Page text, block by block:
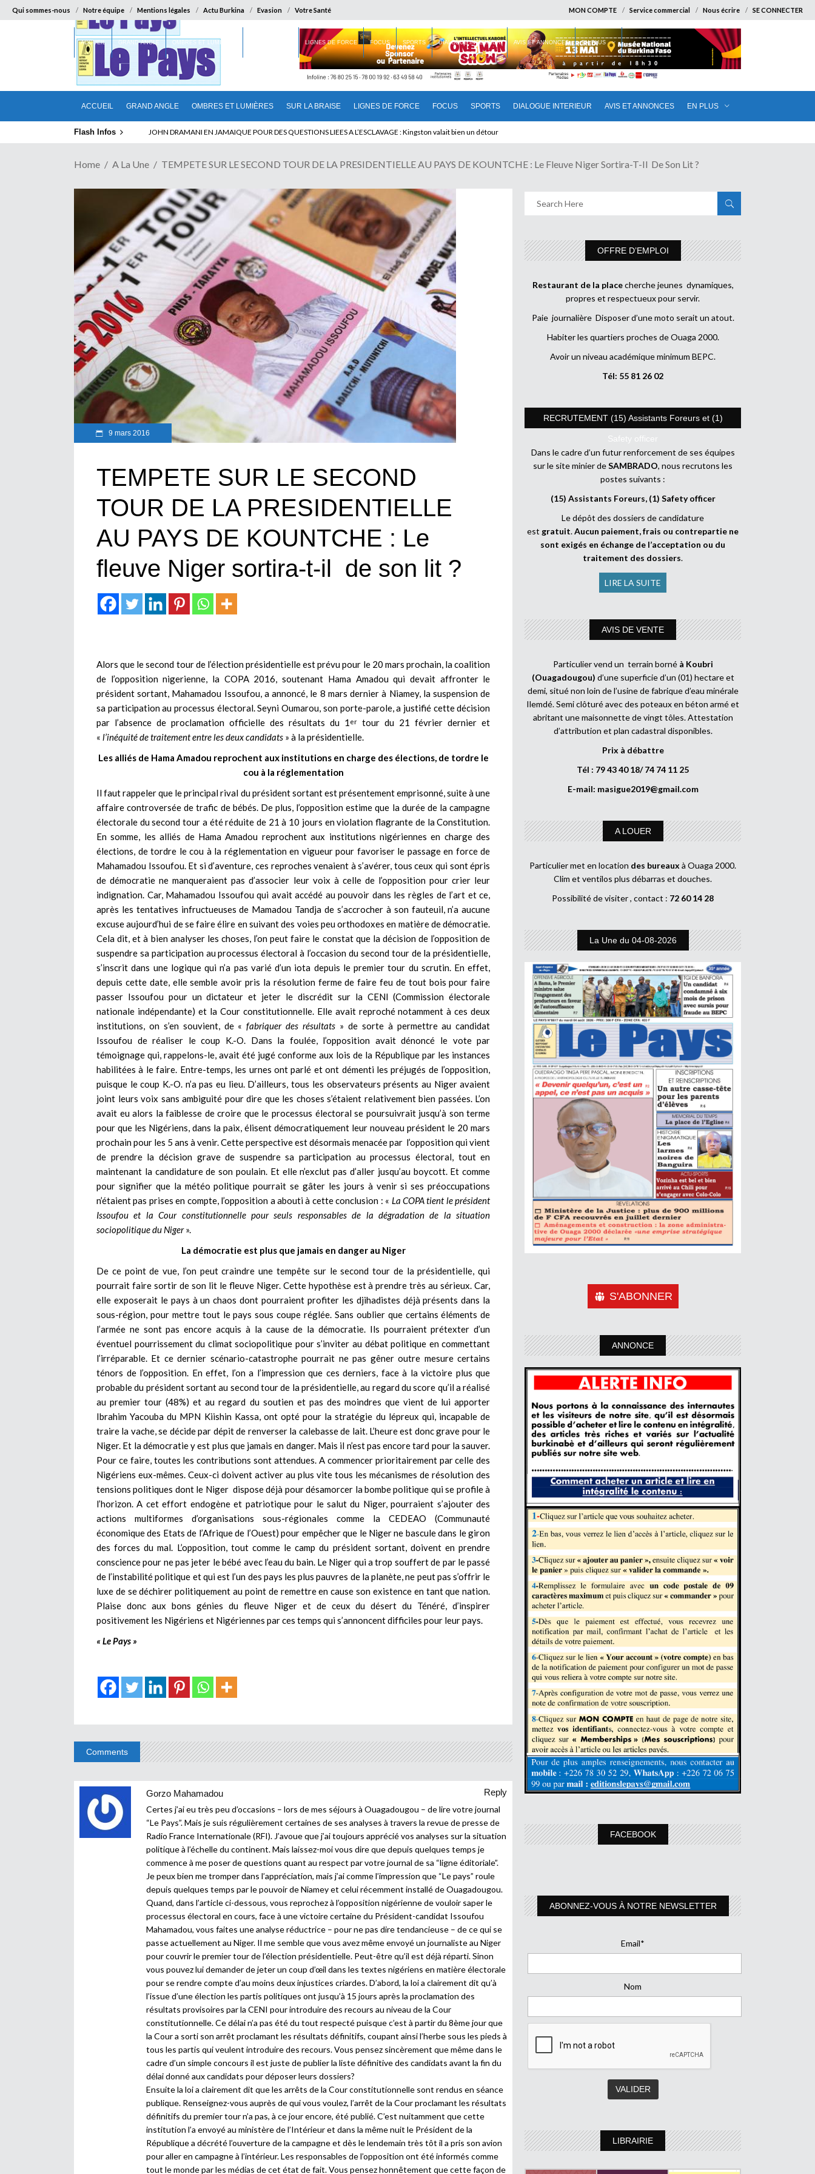
Qui sommes-nous Notre équipe Mentions légales Actu Burkina Evasion Votre Santé MON COMPTE Service commercial Nous écrire SE CONNECTER
ACCUEIL GRAND ANGLE OMBRES ET LUMIÈRES SUR LA BRAISE LIGNES DE FORCE FOCUS SPORTS DIALOGUE INTERIEUR AVIS ET ANNONCES EN PLUS
ACCUEIL GRAND ANGLE OMBRES ET LUMIÈRES LIGNES DE FORCE FOCUS SPORTS DIALOGUE INTERIEUR AVIS ET ANNONCES EN PLUS
Flash Infos JOHN DRAMANI EN JAMAIQUE POUR DES QUESTIONS LIEES A L’ESCLAVAGE : Kingston valait bien un détour
Home A La Une TEMPETE SUR LE SECOND TOUR DE LA PRESIDENTIELLE AU PAYS DE KOUNTCHE : Le Fleuve Niger Sortira-T-Il De Son Lit ?
9 mars 2016
TEMPETE SUR LE SECOND
TOUR DE LA PRESIDENTIELLE
AU PAYS DE KOUNTCHE : Le
fleuve Niger sortira-t-il de son lit ?
Alors que le second tour de l’élection présidentielle est prévu pour le 20 mars prochain, la coalition
de l’opposition nigerienne, la COPA 2016, soutenant Hama Amadou qui devait affronter le
président sortant, Mahamadou Issoufou, a annoncé, le 8 mars dernier à Niamey, la suspension de
sa participation au processus électoral. Seyni Oumarou, son porte-parole, a justifié cette décision
par l’absence de proclamation officielle des résultats du 1 er
tour du 21 février dernier et
« l’inéquité de traitement entre les deux candidats » à la présidentielle.
Les alliés de Hama Amadou reprochent aux institutions en charge des élections, de tordre le
cou à la réglementation
Il faut rappeler que le principal rival du président sortant est présentement emprisonné, suite à une
affaire controversée de trafic de bébés. De plus, l’opposition estime que la durée de la campagne
électorale du second tour a été réduite de 21 à 10 jours en violation flagrante de la Constitution.
En somme, les alliés de Hama Amadou reprochent aux institutions nigériennes en charge des
élections, de tordre le cou à la réglementation en vigueur pour favoriser le passage en force de
Mahamadou Issoufou. Et si d’aventure, ces reproches venaient à s’avérer, tous ceux qui sont épris
de démocratie ne manqueraient pas d’associer leur voix à celle de l’opposition pour crier leur
indignation. Car, Mahamadou Issoufou qui avait accédé au pouvoir dans les règles de l’art et ce,
après les tentatives infructueuses de Mamadou Tandja de s’accrocher à son fauteuil, n’a aucune
excuse aujourd’hui de se faire élire en suivant des voies peu orthodoxes en matière de démocratie.
Cela dit, et à bien analyser les choses, l’on peut faire le constat que la décision de l’opposition de
suspendre sa participation au processus électoral à l’occasion du second tour de la présidentielle,
s’inscrit dans une logique qui n’a pas varié d’un iota depuis le premier tour du scrutin. En effet,
depuis cette date, elle semble avoir pris la résolution ferme de faire feu de tout bois pour faire
passer Issoufou pour un dictateur et jeter le discrédit sur la CENI (Commission électorale
nationale indépendante) et la Cour constitutionnelle. Elle avait reproché notamment à ces deux
institutions, on s’en souvient, de «fabriquer des résultats » de sorte à permettre au candidat
Issoufou de réaliser le coup K.-O. Dans la foulée, l’opposition avait dénoncé le vote par
témoignage qui, rappelons-le, avait été jugé conforme aux lois de la République par les instances
habilitées à le faire. Entre-temps, les urnes ont parlé et ont démenti les préjugés de l’opposition,
puisque le coup K.-O. n’a pas eu lieu. D’ailleurs, tous les observateurs présents au Niger avaient
joint leurs voix sans ambiguité pour dire que les choses s’étaient relativement bien passées. L’on
avait eu alors la faiblesse de croire que le processus électoral se poursuivrait jusqu’à son terme
pour que les Nigériens, dans la paix, élisent démocratiquement leur nouveau président le 20 mars
prochain pour les 5 ans à venir. Cette perspective est désormais menacée par l’opposition qui vient
de prendre la décision grave de suspendre sa participation au processus électoral, tout en
maintenant la candidature de son poulain. Et elle n’exclut pas d’aller jusqu’au boycott. Et comme
pour signifier que la météo politique pourrait se gâter les jours à venir si ses préoccupations
n’étaient pas prises en compte, l’opposition a abouti à cette conclusion : « La COPA tient le président
Issoufou et la Cour constitutionnelle pour seuls responsables de la dégradation de la situation
sociopolitique du Niger».
La démocratie est plus que jamais en danger au Niger
De ce point de vue, l’on peut craindre une tempête sur le second tour de la présidentielle, qui
pourrait faire sortir de son lit le fleuve Niger. Cette hypothèse est à prendre très au sérieux. Car,
elle exposerait le pays à un chaos dont pourraient profiter les djihadistes déjà présents dans la
sous-région, pour mettre tout le pays sous coupe réglée. Sans oublier que certains éléments de
l’armée ne sont pas encore acquis à la cause de la démocratie. Ils pourraient prétexter d’un
éventuel pourrissement du climat sociopolitique pour s’inviter au débat politique en commettant
l’irréparable. Et ce dernier scénario-catastrophe pourrait ne pas gêner outre mesure certains
ténors de l’opposition. En effet, l’on a l’impression que ces derniers, face à la victoire plus que
probable du président sortant au second tour de la présidentielle, au regard du score qu’il a réalisé
au premier tour (48%) et au regard du soutien et pas des moindres que vient de lui apporter
Ibrahim Yacouba du MPN Kiishin Kassa, ont opté pour la stratégie du lépreux qui, incapable de
traire la vache, se décide par dépit de renverser la calebasse de lait. L’heure est donc grave pour le
Niger. Et la démocratie y est plus que jamais en danger. Mais il n’est pas encore tard pour la sauver.
Pour ce faire, toutes les contributions sont attendues. A commencer prioritairement par celle des
Nigériens eux-mêmes. Ceux-ci doivent activer au plus vite tous les mécanismes de résolution des
tensions politiques dont le Niger dispose déjà pour désamorcer la bombe politique qui se profile à
l’horizon. A cet effort endogène et patriotique pour le salut du Niger, pourraient s’ajouter des
actions multiformes d’organisations sous-régionales comme la CEDEAO (Communauté
économique des Etats de l’Afrique de l’Ouest) pour empêcher que le Niger ne bascule dans le giron
des forces du mal. L’opposition, tout comme le camp du président sortant, doivent en prendre
conscience pour ne pas jeter le bébé avec l’eau du bain. Le Niger qui a trop souffert de par le passé
de l’instabilité politique et qui est l’un des pays les plus pauvres de la planète, ne peut pas s’offrir le
luxe de se déchirer politiquement au point de remettre en cause son existence en tant que nation.
Plaise donc aux bons génies du fleuve Niger et de ceux du désert du Ténéré, d’inspirer
positivement les Nigériens et Nigériennes par ces temps qui s’annoncent difficiles pour leur pays.
« Le Pays »
Comments
Gorzo Mahamadou
Reply
Certes j’ai eu très peu d’occasions – lors de mes séjours à Ouagadougou – de lire votre journal
“Le Pays”. Mais je suis régulièrement certaines de ses analyses à travers la revue de presse de
Radio France Internationale (RFI). J’avoue que j’ai toujours apprécié vos analyses sur la situation
politique à l’échelle du continent. Mais laissez-moi vous dire que depuis quelques temps je
commence à me poser de questions quant au respect par votre journal de sa “ligne éditoriale”.
Je peux bien me tromper dans l’appréciation, mais j’ai comme l’impression que “Le pays” roule
depuis quelques temps par le pouvoir de Niamey et celui récemment installé de Ouagadougou.
Quand, dans l’article ci-dessous, vous reprochez à l’opposition nigérienne de vouloir saper le
processus électoral en cours, face à une victoire certaine du Président-candidat Issoufou
Mahamadou, vous faites une analyse réductrice – pour ne pas dire tendancieuse – de ce qui se
passe actuellement au Niger. Il me semble que vous avez même envoyé un journaliste au Niger
pour couvrir le premier tour de l’élection présidentielle. Peut-être qu’il est déjà réparti. Sinon
vous pouvez lui demander de jeter un coup d’œil dans les textes nigériens en matière électorale
pour se rendre compte d’au moins deux injustices criardes. D’abord, la loi a clairement dit qu’à
l’issue d’une élection les partis politiques ont jusqu’à 15 jours après la proclamation des
résultats provisoires par la CENI pour introduire des recours au niveau de la Cour
constitutionnelle. Ce délai n’a pas été du tout respecté puisque c’est à partir du 8ème jour que
la Cour a sorti son arrêt proclamant les résultats définitifs, coupant ainsi l’herbe sous les pieds à
tous les partis qui veulent introduire des recours. Vous pensez sincèrement que même dans le
cadre d’un simple concours il est juste de publier la liste définitive des candidats avant la fin du
délai donné aux candidats pour déposer leurs dossiers?
Ensuite la loi a clairement dit que les arrêts de la Cour constitutionnelle sont rendus en séance
publique. Renseignez-vous auprès de qui vous voulez, l’arrêt de la Cour proclamant les résultats
définitifs du premier tour n’a pas, à ce jour encore, été publié. C’est nuitamment que cette
institution l’a envoyé au ministère de l’Intérieur et dans la même nuit le Président de la
République a décrété l’ouverture de la campagne et dès le lendemain très tôt il a pris son avion
pour aller en campagne à l’intérieur. Les responsables de l’opposition ont été informés comme
tout le monde par les médias de cet état de fait. Vous pensez honnêtement que cette façon de
OFFRE D’EMPLOI
Restaurant de la placecherche jeunes dynamiques,
propres et respectueux pour servir.
Paie journalière Disposer d’une moto serait un atout.
Habiter les quartiers proches de Ouaga 2000.
Avoir un niveau académique minimum BEPC.
Tél: 55 81 26 02
RECRUTEMENT (15) Assistants Foreurs et (1)
Safety officer
Dans le cadre d’un futur renforcement de ses équipes
sur le site minier deSAMBRADO, nous recrutons les
postes suivants :
(15) Assistants Foreurs, (1) Safety officer
Le dépôt des dossiers de candidature
est gratuit.Aucun paiement, frais ou contrepartie ne
sont exigés en échange de l’acceptation ou du
traitement des dossiers.
LIRE LA SUITE
AVIS DE VENTE
Particulier vend un terrain borné à Koubri
(Ouagadougou) d’une superficie d’un (01) hectare et
demi, situé non loin de l’usine de fabrique d’eau minérale
Ilemdé. Semi clôturé avec des poteaux en béton armé et
abritant une maisonnette de vingt tôles. Attestation
d’attribution et plan cadastral disponibles.
Prix à débattre
Tél : 79 43 40 18/ 74 74 11 25
E-mail: masigue2019@gmail.com
A LOUER
Particulier met en location des bureaux à Ouaga 2000.
Clim et ventilos plus débarras et douches.
Possibilité de visiter , contact : 72 60 14 28
La Une du 04-08-2026
S'ABONNER
ANNONCE
FACEBOOK
ABONNEZ-VOUS À NOTRE NEWSLETTER
Email*
Nom
LIBRAIRIE